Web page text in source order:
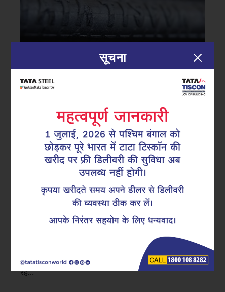
टीएमटी सरिया
टाटा टिस्कॉन रीबार कैसे बदलती ज़रूरतों के
अनुसार अपने आपको बेहतर बना रहा है
मौसम में हो रहे लगातार बदलाव और बढ़ती ग्लोबल वार्मिंग के कारण,
निर्माण प्रक्रियाओं में कुछ सकारात्मक बदलाव की ज़रूरत है।
ग्राहकों से लेकर डिस्ट्रीब्यूटर तक, हर कोई इस्तेमाल में आसान
और टिकाऊ समाधान को अपना रहे हैं। जिन उत्पादों से पैसों का
उपयुक्त मोल मिलता है, वहीं ग्राहकों की पहली पसंद बनकर उभर
रहे…
सूचना